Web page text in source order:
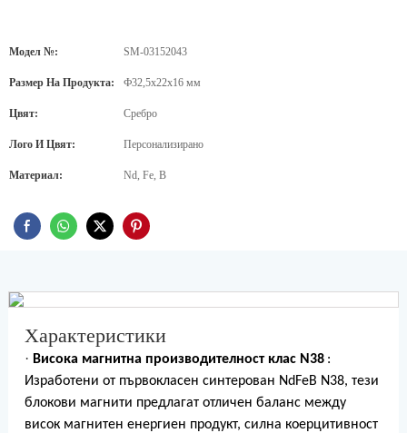
Модел №: SM-03152043
Размер На Продукта: Ф32,5x22x16 мм
Цвят: Сребро
Лого И Цвят: Персонализирано
Материал: Nd, Fe, B
Характеристики
· Висока магнитна производителност клас N38 :
Изработени от първокласен синтерован NdFeB N38, тези
блокови магнити предлагат отличен баланс между
висок магнитен енергиен продукт, силна коерцитивност